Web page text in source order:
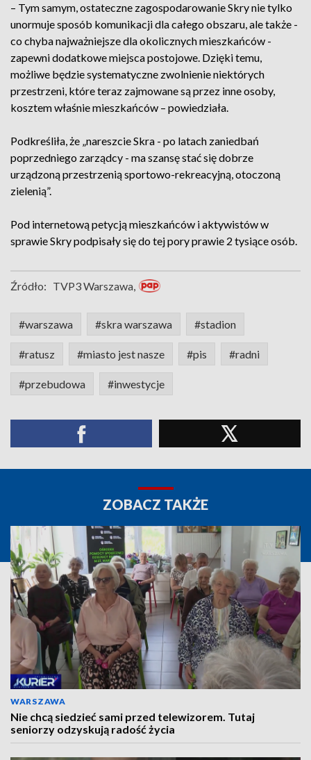
– Tym samym, ostateczne zagospodarowanie Skry nie tylko
unormuje sposób komunikacji dla całego obszaru, ale także -
co chyba najważniejsze dla okolicznych mieszkańców -
zapewni dodatkowe miejsca postojowe. Dzięki temu,
możliwe będzie systematyczne zwolnienie niektórych
przestrzeni, które teraz zajmowane są przez inne osoby,
kosztem właśnie mieszkańców – powiedziała.
Podkreśliła, że „nareszcie Skra - po latach zaniedbań
poprzedniego zarządcy - ma szansę stać się dobrze
urządzoną przestrzenią sportowo-rekreacyjną, otoczoną
zielenią”.
Pod internetową petycją mieszkańców i aktywistów w
sprawie Skry podpisały się do tej pory prawie 2 tysiące osób.
Źródło: TVP3 Warszawa,
#warszawa #skra warszawa #stadion
#ratusz #miasto jest nasze #pis #radni
#przebudowa #inwestycje
ZOBACZ TAKŻE
WARSZAWA
Nie chcą siedzieć sami przed telewizorem. Tutaj
seniorzy odzyskują radość życia